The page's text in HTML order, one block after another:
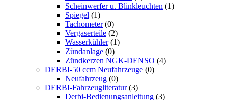
Scheinwerfer u. Blinkleuchten (1)
Spiegel (1)
Tachometer (0)
Vergaserteile (2)
Wasserkühler (1)
Zündanlage (0)
Zündkerzen NGK-DENSO (4)
DERBI-50 ccm Neufahrzeuge (0)
Neufahrzeug (0)
DERBI-Fahrzeugliteratur (3)
Derbi-Bedienungsanleitung (3)